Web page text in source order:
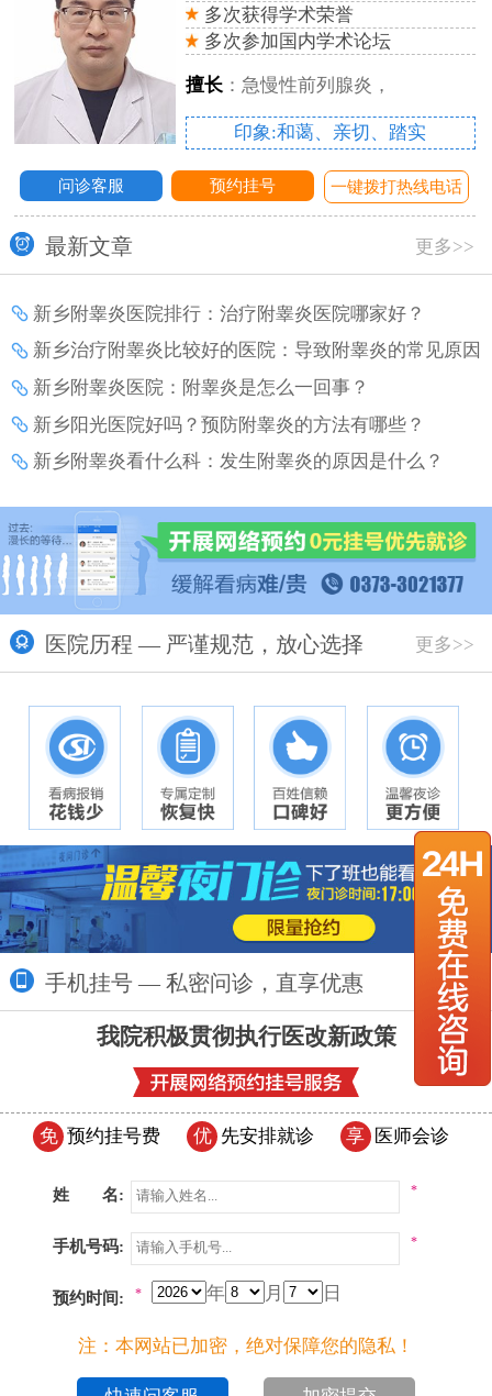
多次获得学术荣誉
多次参加国内学术论坛
擅长：急慢性前列腺炎，
印象:和蔼、亲切、踏实
问诊客服 预约挂号 一键拨打热线电话
最新文章 更多>>
新乡附睾炎医院排行：治疗附睾炎医院哪家好？
新乡治疗附睾炎比较好的医院：导致附睾炎的常见原因
有哪些？
新乡附睾炎医院：附睾炎是怎么一回事？
新乡阳光医院好吗？预防附睾炎的方法有哪些？
新乡附睾炎看什么科：发生附睾炎的原因是什么？
医院历程 — 严谨规范，放心选择 更多>>
手机挂号 — 私密问诊，直享优惠 更多>>
我院积极贯彻执行医改新政策
免 预约挂号费 优 先安排就诊 享 医师会诊
姓 名: *
手机号码: *
预约时间: 年 月 日
*
注：本网站已加密，绝对保障您的隐私！